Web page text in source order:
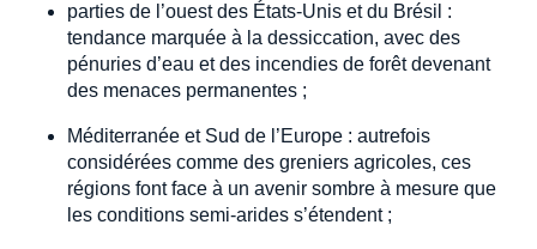
parties de l’ouest des États-Unis et du Brésil :
tendance marquée à la dessiccation, avec des
pénuries d’eau et des incendies de forêt devenant
des menaces permanentes ;
Méditerranée et Sud de l’Europe : autrefois
considérées comme des greniers agricoles, ces
régions font face à un avenir sombre à mesure que
les conditions semi-arides s’étendent ;